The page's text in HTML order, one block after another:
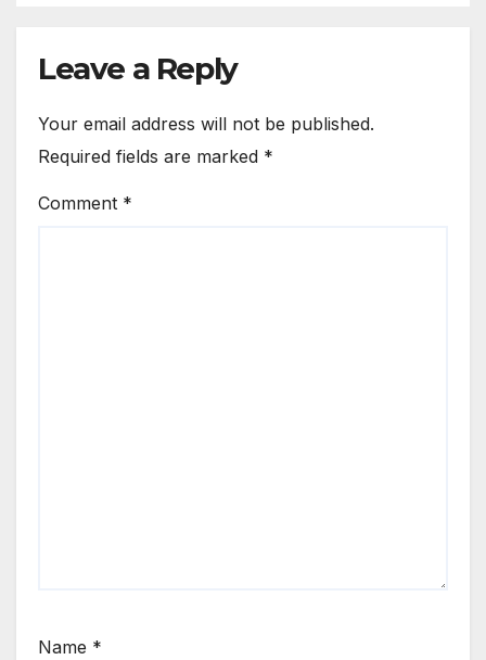
Leave a Reply
Your email address will not be published.
Required fields are marked *
Comment *
Name *